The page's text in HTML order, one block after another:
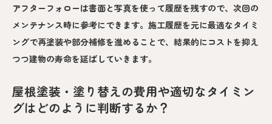
アフターフォローは書面と写真を使って履歴を残すので、次回の
メンテナンス時に参考にできます。施工履歴を元に最適なタイミ
ングで再塗装や部分補修を進めることで、結果的にコストを抑え
つつ建物の寿命を延ばしていきます。
屋根塗装・塗り替えの費用や適切なタイミン
グはどのように判断するか？